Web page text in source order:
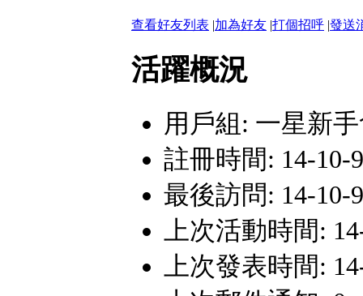
查看好友列表 |加為好友 |打個招呼 |發送
活躍概況
用戶組: 一星新
註冊時間: 14-10-
最後訪問: 14-10-
上次活動時間:
上次發表時間: